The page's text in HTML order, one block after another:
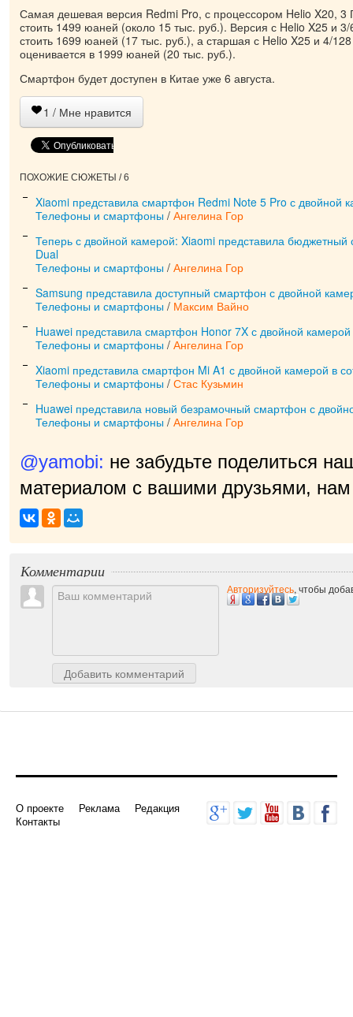
Самая дешевая версия Redmi Pro, с процессором Helio X20, 3
стоить 1499 юаней (около 15 тыс. руб.). Версия с Helio X25 и
стоить 1699 юаней (17 тыс. руб.), а старшая с Helio X25 и 4/
оценивается в 1999 юаней (20 тыс. руб.).
Смартфон будет доступен в Китае уже 6 августа.
1 / Мне нравится
ПОХОЖИЕ СЮЖЕТЫ / 6
Xiaomi представила смартфон Redmi Note 5 Pro с двойной
Телефоны и смартфоны / Ангелина Гор
Теперь с двойной камерой: Xiaomi представила
Dual
Телефоны и смартфоны / Ангелина Гор
Samsung представила доступный смартфон с двойной
Телефоны и смартфоны / Максим Вайно
Huawei представила смартфон Honor 7X с двойной камерой
Телефоны и смартфоны / Ангелина Гор
Xiaomi представила смартфон Mi A1 с двойной камерой в
Телефоны и смартфоны / Стас Кузьмин
Huawei представила новый безрамочный смартфон с
Телефоны и смартфоны / Ангелина Гор
@yamobi: не забудьте поделиться
материалом с вашими друзьями, нам
Комментарии
Добавить комментарий
Авторизуйтесь, чтобы
О проекте Реклама
Редакция
Контакты